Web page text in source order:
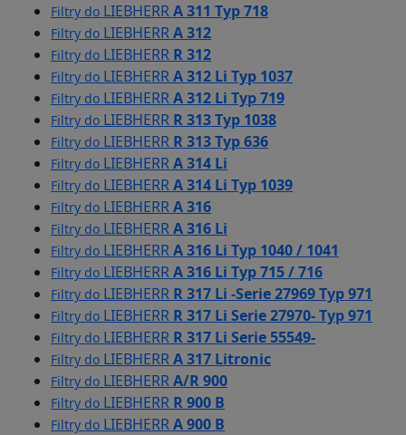
Filtry do LIEBHERRA 311 Typ 718
Filtry do LIEBHERRA 312
Filtry do LIEBHERR R 312
Filtry do LIEBHERRA 312 Li Typ 1037
Filtry do LIEBHERRA 312 Li Typ 719
Filtry do LIEBHERR R 313 Typ 1038
Filtry do LIEBHERR R 313 Typ 636
Filtry do LIEBHERRA 314 Li
Filtry do LIEBHERRA 314 Li Typ 1039
Filtry do LIEBHERRA 316
Filtry do LIEBHERRA 316 Li
Filtry do LIEBHERRA 316 Li Typ 1040 / 1041
Filtry do LIEBHERRA 316 Li Typ 715 / 716
Filtry do LIEBHERR R 317 Li -Serie 27969 Typ 971
Filtry do LIEBHERR R 317 Li Serie 27970- Typ 971
Filtry do LIEBHERR R 317 Li Serie 55549-
Filtry do LIEBHERRA 317 Litronic
Filtry do LIEBHERRA/R 900
Filtry do LIEBHERR R 900 B
Filtry do LIEBHERRA 900 B